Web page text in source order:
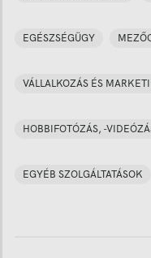
EGÉSZSÉGÜGY
VÁLLALKOZÁS ÉS
HOBBIFOTÓZÁS, -
EGYÉB SZOLGÁLTATÁSOK